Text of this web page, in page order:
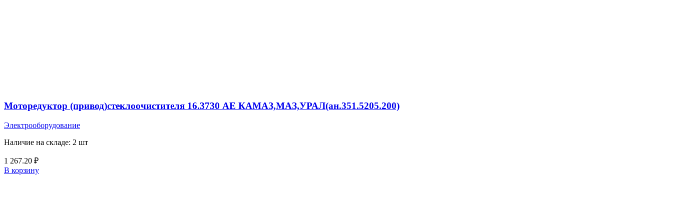
Моторедуктор (привод)стеклоочистителя 16.3730 АЕ КАМАЗ,МАЗ,УРАЛ(ан.351.5205.200)
Электрооборудование
Наличие на складе: 2 шт
1 267.20 ₽
В корзину